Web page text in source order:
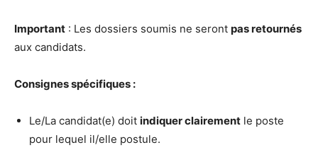
Important : Les dossiers soumis ne seront pas retournés
aux candidats.
Consignes spécifiques :
Le/La candidat(e) doit indiquer clairement le poste
pour lequel il/elle postule.